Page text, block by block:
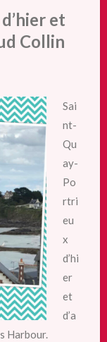
et
Collin
Sai
nt-
Qu
ay-
Po
rtri
eu
x
d’hi
er
et
d’a
Harbour.